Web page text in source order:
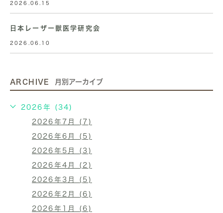
2026.06.15
日本レーザー獣医学研究会
2026.06.10
ARCHIVE 月別アーカイブ
2026年 (34)
2026年7月 (7)
2026年6月 (5)
2026年5月 (3)
2026年4月 (2)
2026年3月 (5)
2026年2月 (6)
2026年1月 (6)